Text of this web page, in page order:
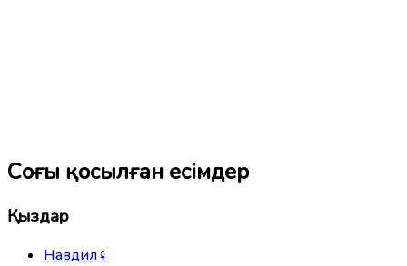
Соңғы қосылған есімдер
Қыздар
Навдил♀